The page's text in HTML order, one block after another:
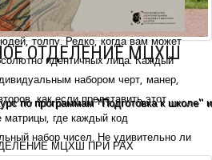
ОТДЕЛЕНИЕ МЦХШ
по программам "Подготовка к школе" и
толпу. Редко, когда вам может
идентичных лица. Каждый
набором черт, манер,
как если представить этот
матрицы, где каждый код
набор чисел. Не удивительно ли